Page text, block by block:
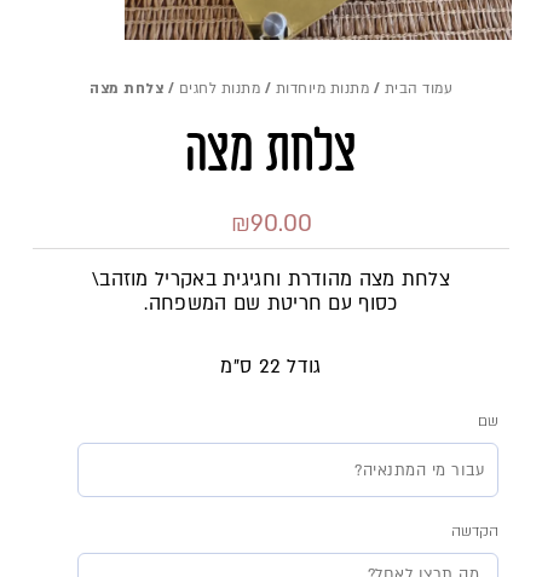
עמוד הבית / מתנות מיוחדות / מתנות לחגים / צלחת מצה
צלחת מצה
₪90.00
צלחת מצה מהודרת וחגיגית באקריל מוזהב\
כסוף עם חריטת שם המשפחה.
גודל 22 ס"מ
שם
הקדשה
כמות
של
צלחת